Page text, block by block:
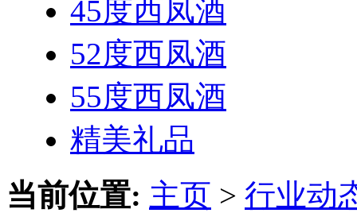
45度西凤酒
52度西凤酒
55度西凤酒
精美礼品
当前位置: 主页 > 行业动